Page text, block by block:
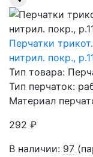
Перчатки
нитрил. покр.,
Тип товара:
Тип перчаток:
Материал
292 ₽
В наличии: 97